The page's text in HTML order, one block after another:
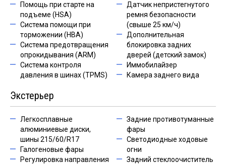
Помощь при старте на
подъеме (HSA)
Система помощи при
торможении (HBA)
Система предотвращения
опрокидывания (ARM)
Система контроля
давления в шинах (TPMS)
Датчик непристегнутого
ремня безопасности
(свыше 25 км/ч)
Дополнительная
блокировка задних
дверей (детский замок)
Иммобилайзер
Камера заднего вида
Экстерьер
Легкосплавные
алюминиевые диски,
шины 215/60/R17
Галогеновые фары
Регулировка направления
Задние противотуманные
фары
Светодиодные ходовые
огни
Задний стеклоочиститель